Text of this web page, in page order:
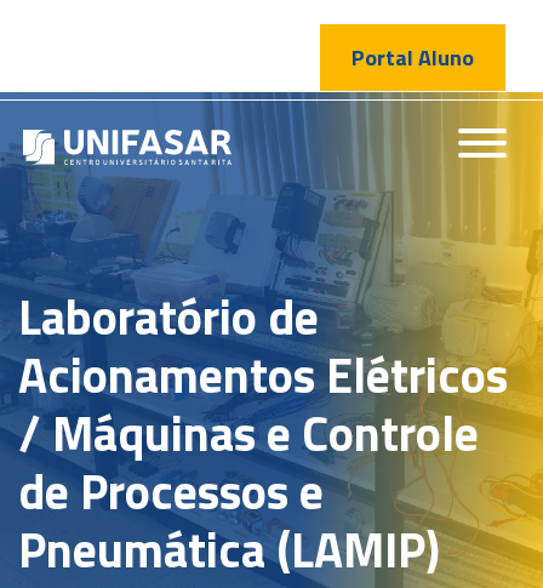
Portal Aluno
Laboratório de
Acionamentos Elétricos
/ Máquinas e Controle
de Processos e
Pneumática (LAMIP)